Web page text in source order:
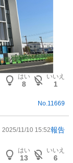
はい
8
いいえ
1
No.11669
2025/11/10 15:52報告
はい
13
いいえ
6